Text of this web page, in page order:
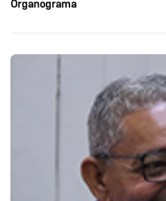
Organograma